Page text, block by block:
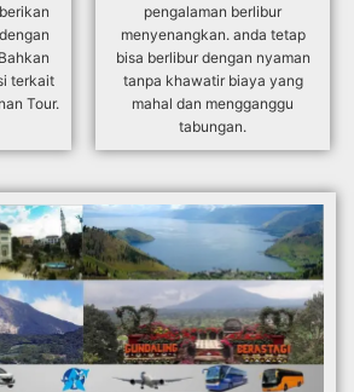
terkait
Tour.
pengalaman berlibur
menyenangkan. anda tetap
bisa berlibur dengan nyaman
tanpa khawatir biaya yang
mahal dan mengganggu
tabungan.